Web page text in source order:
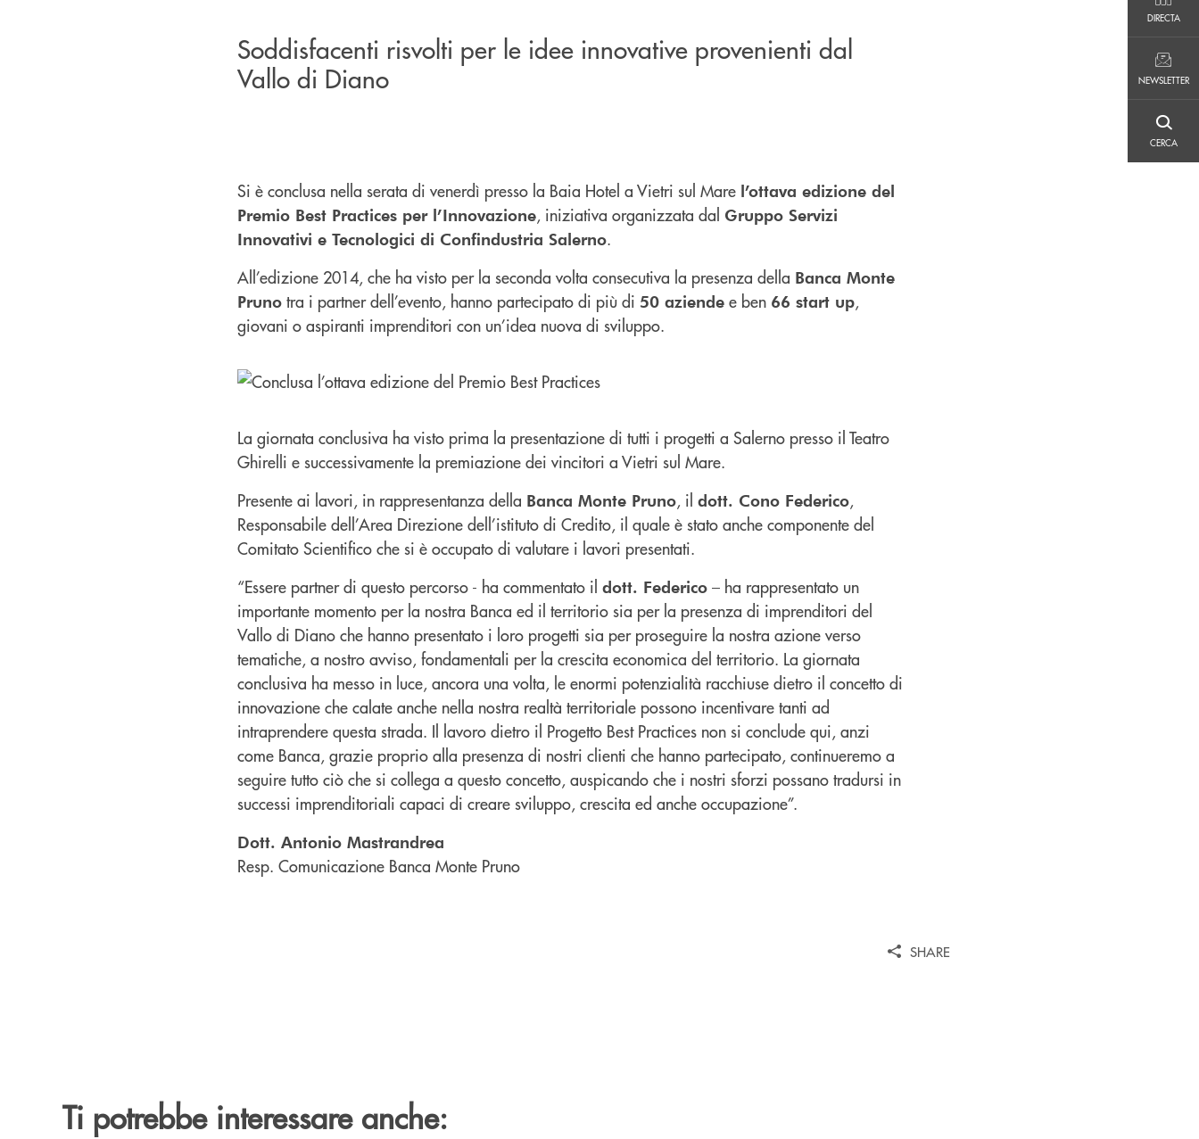
DIRECTA
NEWSLETTER
CERCA
Soddisfacenti risvolti per le idee innovative provenienti dal
Vallo di Diano
Si è conclusa nella serata di venerdì presso la Baia Hotel a Vietri sul Mare l’ottava edizione del
Premio Best Practices per l’Innovazione, iniziativa organizzata dal Gruppo Servizi
Innovativi e Tecnologici di Confindustria Salerno.
All’edizione 2014, che ha visto per la seconda volta consecutiva la presenza della Banca Monte
Pruno tra i partner dell’evento, hanno partecipato di più di 50 aziende e ben 66 start up,
giovani o aspiranti imprenditori con un’idea nuova di sviluppo.
La giornata conclusiva ha visto prima la presentazione di tutti i progetti a Salerno presso il Teatro
Ghirelli e successivamente la premiazione dei vincitori a Vietri sul Mare.
Presente ai lavori, in rappresentanza della Banca Monte Pruno, il dott. Cono Federico,
Responsabile dell’Area Direzione dell’istituto di Credito, il quale è stato anche componente del
Comitato Scientifico che si è occupato di valutare i lavori presentati.
“Essere partner di questo percorso - ha commentato il dott. Federico – ha rappresentato un
importante momento per la nostra Banca ed il territorio sia per la presenza di imprenditori del
Vallo di Diano che hanno presentato i loro progetti sia per proseguire la nostra azione verso
tematiche, a nostro avviso, fondamentali per la crescita economica del territorio. La giornata
conclusiva ha messo in luce, ancora una volta, le enormi potenzialità racchiuse dietro il concetto di
innovazione che calate anche nella nostra realtà territoriale possono incentivare tanti ad
intraprendere questa strada. Il lavoro dietro il Progetto Best Practices non si conclude qui, anzi
come Banca, grazie proprio alla presenza di nostri clienti che hanno partecipato, continueremo a
seguire tutto ciò che si collega a questo concetto, auspicando che i nostri sforzi possano tradursi in
successi imprenditoriali capaci di creare sviluppo, crescita ed anche occupazione”.
Dott. Antonio Mastrandrea
Resp. Comunicazione Banca Monte Pruno
SHARE
Ti potrebbe interessare anche: